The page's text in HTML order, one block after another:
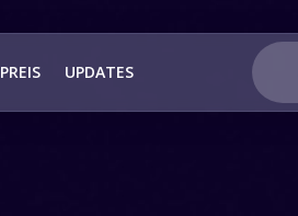
PREIS UPDATES